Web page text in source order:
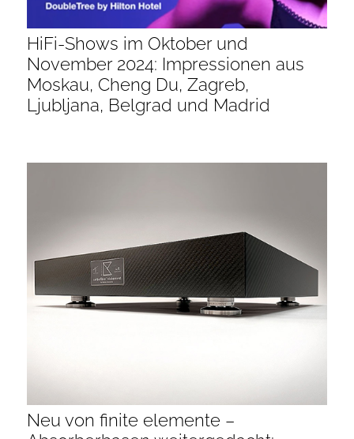
HiFi-Shows im Oktober und
November 2024: Impressionen aus
Moskau, Cheng Du, Zagreb,
Ljubljana, Belgrad und Madrid
Neu von finite elemente –